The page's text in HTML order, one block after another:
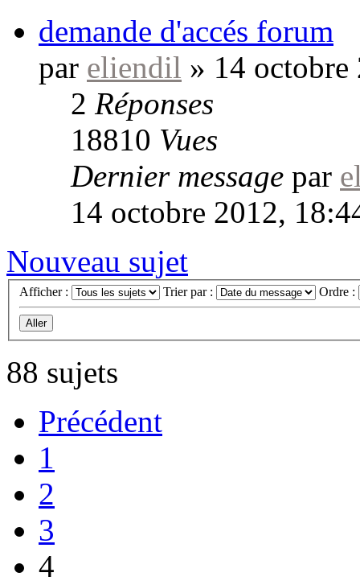
demande d'accés forum
par eliendil » 14
2 Réponses
18810 Vues
Dernier message par
14 octobre 2012,
Nouveau sujet
Afficher : Trier par : Ordre :
88 sujets
Précédent
1
2
3
4